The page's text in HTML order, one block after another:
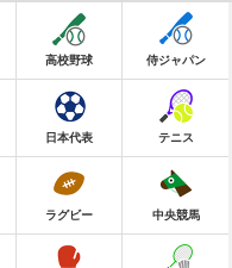
高校野球 侍ジャパン
日本代表 テニス
ラグビー 中央競馬